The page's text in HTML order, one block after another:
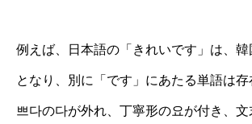
例えば、日本語の「きれいです」は、韓
となり、別に「です」にあたる単語は存
쁘다の다が外れ、丁寧形の요が付き、文